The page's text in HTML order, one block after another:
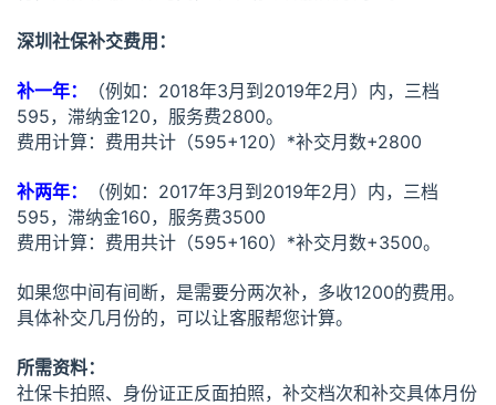
深圳社保补交费用：
补一年：
（例如：2018年3月到2019年2月）内，三档
595，滞纳金120，服务费2800。
费用计算：费用共计（595+120）*补交月数+2800
补两年：
（例如：2017年3月到2019年2月）内，三档
595，滞纳金160，服务费3500
费用计算：费用共计（595+160）*补交月数+3500。
如果您中间有间断，是需要分两次补，多收1200的费用。
具体补交几月份的，可以让客服帮您计算。
所需资料：
社保卡拍照、身份证正反面拍照，补交档次和补交具体月份